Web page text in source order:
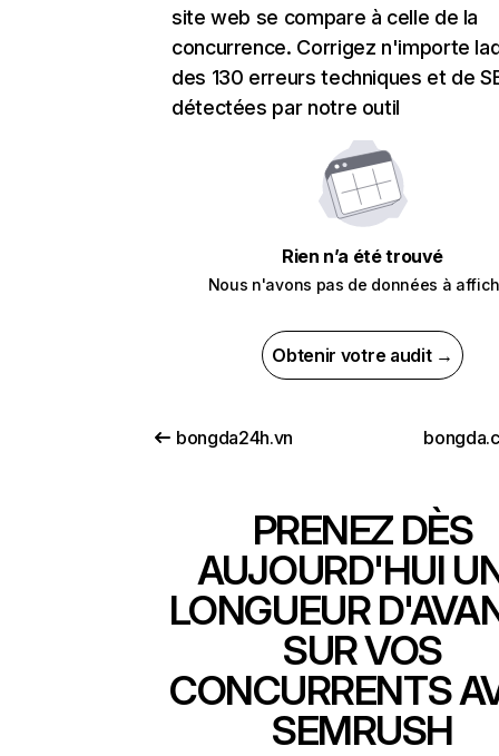
site web se compare à celle de la
concurrence. Corrigez n'importe
des 130 erreurs techniques et de
détectées par notre outil
Rien n’a été trouvé
Nous n'avons pas de données à
Obtenir votre audit →
bongda24h.vn
PRENEZ DÈS
AUJOURD'HUI
LONGUEUR
SUR VOS
CONCURRENTS
SEMRUSH